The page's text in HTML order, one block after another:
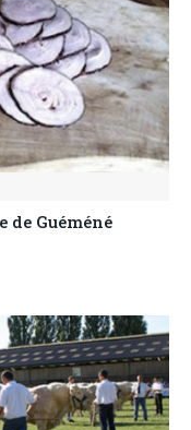
de Guéméné